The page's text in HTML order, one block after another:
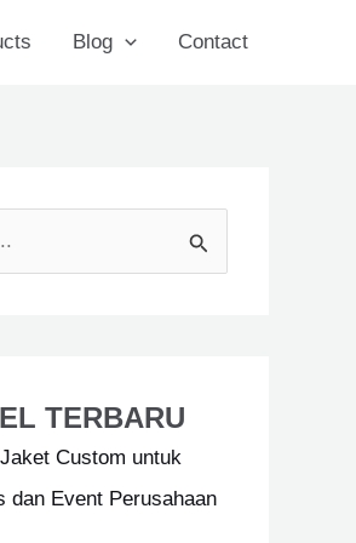
Blog Contact
TERBARU
Custom untuk
dan Event Perusahaan